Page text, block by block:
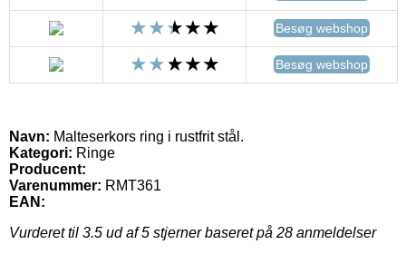
Besøg webshop
Besøg webshop
Navn: Malteserkors ring i rustfrit stål.
Kategori: Ringe
Producent:
Varenummer: RMT361
EAN:
Vurderet til 3.5 ud af 5 stjerner baseret på 28 anmeldelser